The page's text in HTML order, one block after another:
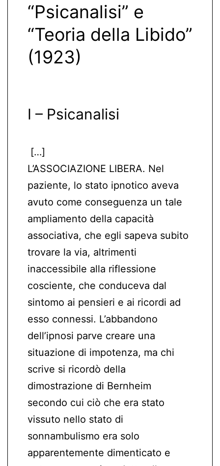
“Psicanalisi” e
“Teoria della Libido”
(1923)
I – Psicanalisi
[…]
L’ASSOCIAZIONE LIBERA. Nel
paziente, lo stato ipnotico aveva
avuto come conseguenza un tale
ampliamento della capacità
associativa, che egli sapeva subito
trovare la via, altrimenti
inaccessibile alla riflessione
cosciente, che conduceva dal
sintomo ai pensieri e ai ricordi ad
esso connessi. L’abbandono
dell’ipnosi parve creare una
situazione di impotenza, ma chi
scrive si ricordò della
dimostrazione di Bernheim
secondo cui ciò che era stato
vissuto nello stato di
sonnambulismo era solo
apparentemente dimenticato e